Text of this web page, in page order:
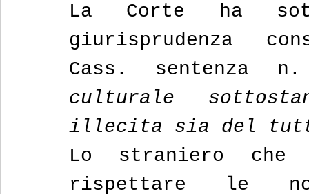
La Corte ha
giurisprudenza
Cass. sentenza n.
culturale
illecita sia del
Lo straniero
rispettare le